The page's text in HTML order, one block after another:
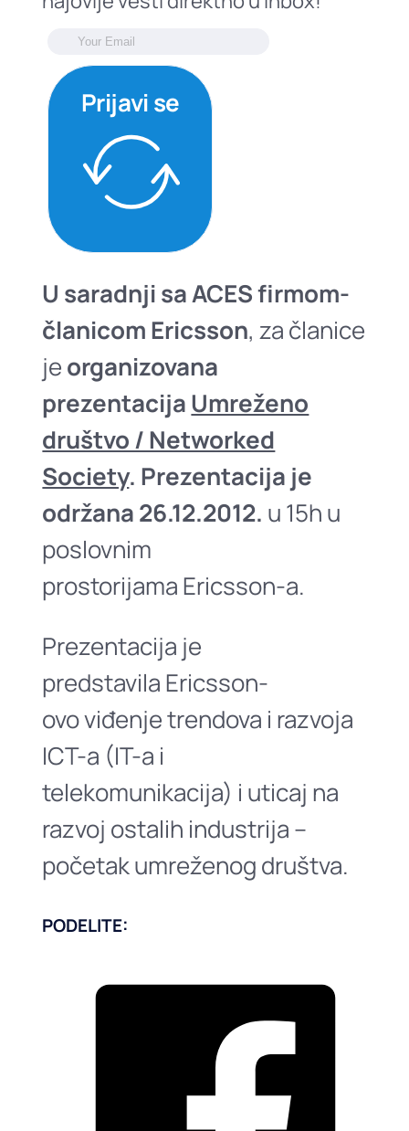
Prijavi se
U saradnji sa ACES firmom-
članicom Ericsson, za članice
je organizovana
prezentacija Umreženo
društvo / Networked
Society. Prezentacija je
održana 26.12.2012. u 15h u
poslovnim
prostorijama Ericsson-a.
Prezentacija je
predstavila Ericsson-
ovo viđenje trendova i razvoja
ICT-a (IT-a i
telekomunikacija) i uticaj na
razvoj ostalih industrija –
početak umreženog društva.
PODELITE: